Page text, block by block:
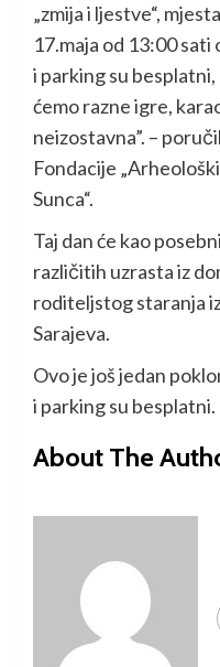
„zmija i ljestve“,
17.maja od 13:00 sati
i parking su
ćemo razne igre,
neizostavna”. –
Fondacije
Sunca“.
Taj dan će kao
različitih uzrasta iz
roditeljstog staranja
Sarajeva.
Ovo je još jedan
i parking su besplatni.
About The